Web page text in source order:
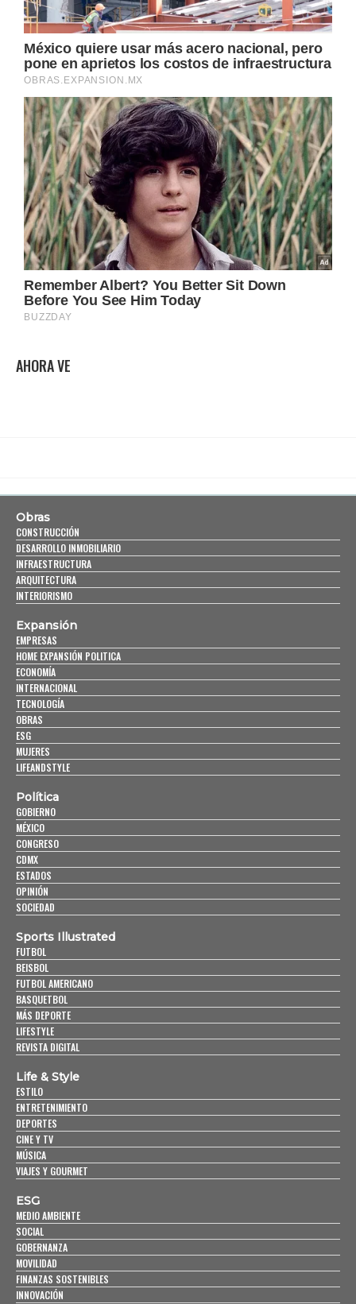
AHORA VE
Obras
CONSTRUCCIÓN
DESARROLLO INMOBILIARIO
INFRAESTRUCTURA
ARQUITECTURA
INTERIORISMO
Expansión
EMPRESAS
HOME EXPANSIÓN POLITICA
ECONOMÍA
INTERNACIONAL
TECNOLOGÍA
OBRAS
ESG
MUJERES
LIFEANDSTYLE
Política
GOBIERNO
MÉXICO
CONGRESO
CDMX
ESTADOS
OPINIÓN
SOCIEDAD
Sports Illustrated
FUTBOL
BEISBOL
FUTBOL AMERICANO
BASQUETBOL
MÁS DEPORTE
LIFESTYLE
REVISTA DIGITAL
Life & Style
ESTILO
ENTRETENIMIENTO
DEPORTES
CINE Y TV
MÚSICA
VIAJES Y GOURMET
ESG
MEDIO AMBIENTE
SOCIAL
GOBERNANZA
MOVILIDAD
FINANZAS SOSTENIBLES
INNOVACIÓN